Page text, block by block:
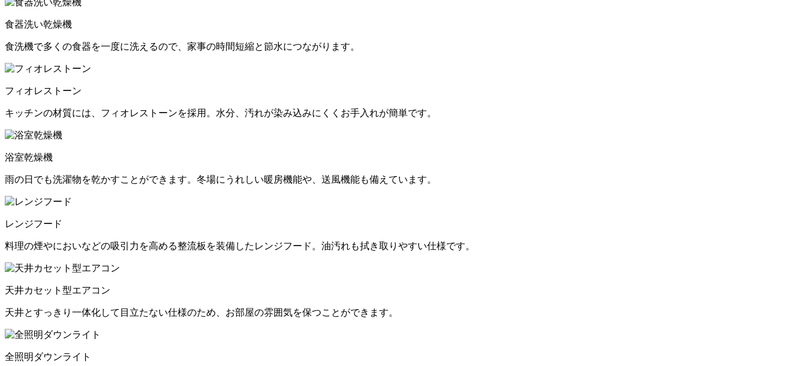
食器洗い乾燥機
食洗機で多くの食器を一度に洗えるので、家事の時間短縮と節水につながります。
フィオレストーン
キッチンの材質には、フィオレストーンを採用。水分、汚れが染み込みにくくお手入れが簡単です。
浴室乾燥機
雨の日でも洗濯物を乾かすことができます。冬場にうれしい暖房機能や、送風機能も備えています。
レンジフード
料理の煙やにおいなどの吸引力を高める整流板を装備したレンジフード。油汚れも拭き取りやすい仕様です。
天井カセット型エアコン
天井とすっきり一体化して目立たない仕様のため、お部屋の雰囲気を保つことができます。
全照明ダウンライト